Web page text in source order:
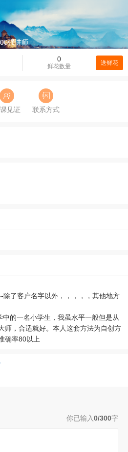
0
鲜花数量 送鲜花
强讲师
见证 联系方式
除了客户名字以外，，，，，其他地方
的一名小学生，我虽水平一般但是从
师，合适就好。本人这套方法为自创方
确率80以上
你已输入0/300字